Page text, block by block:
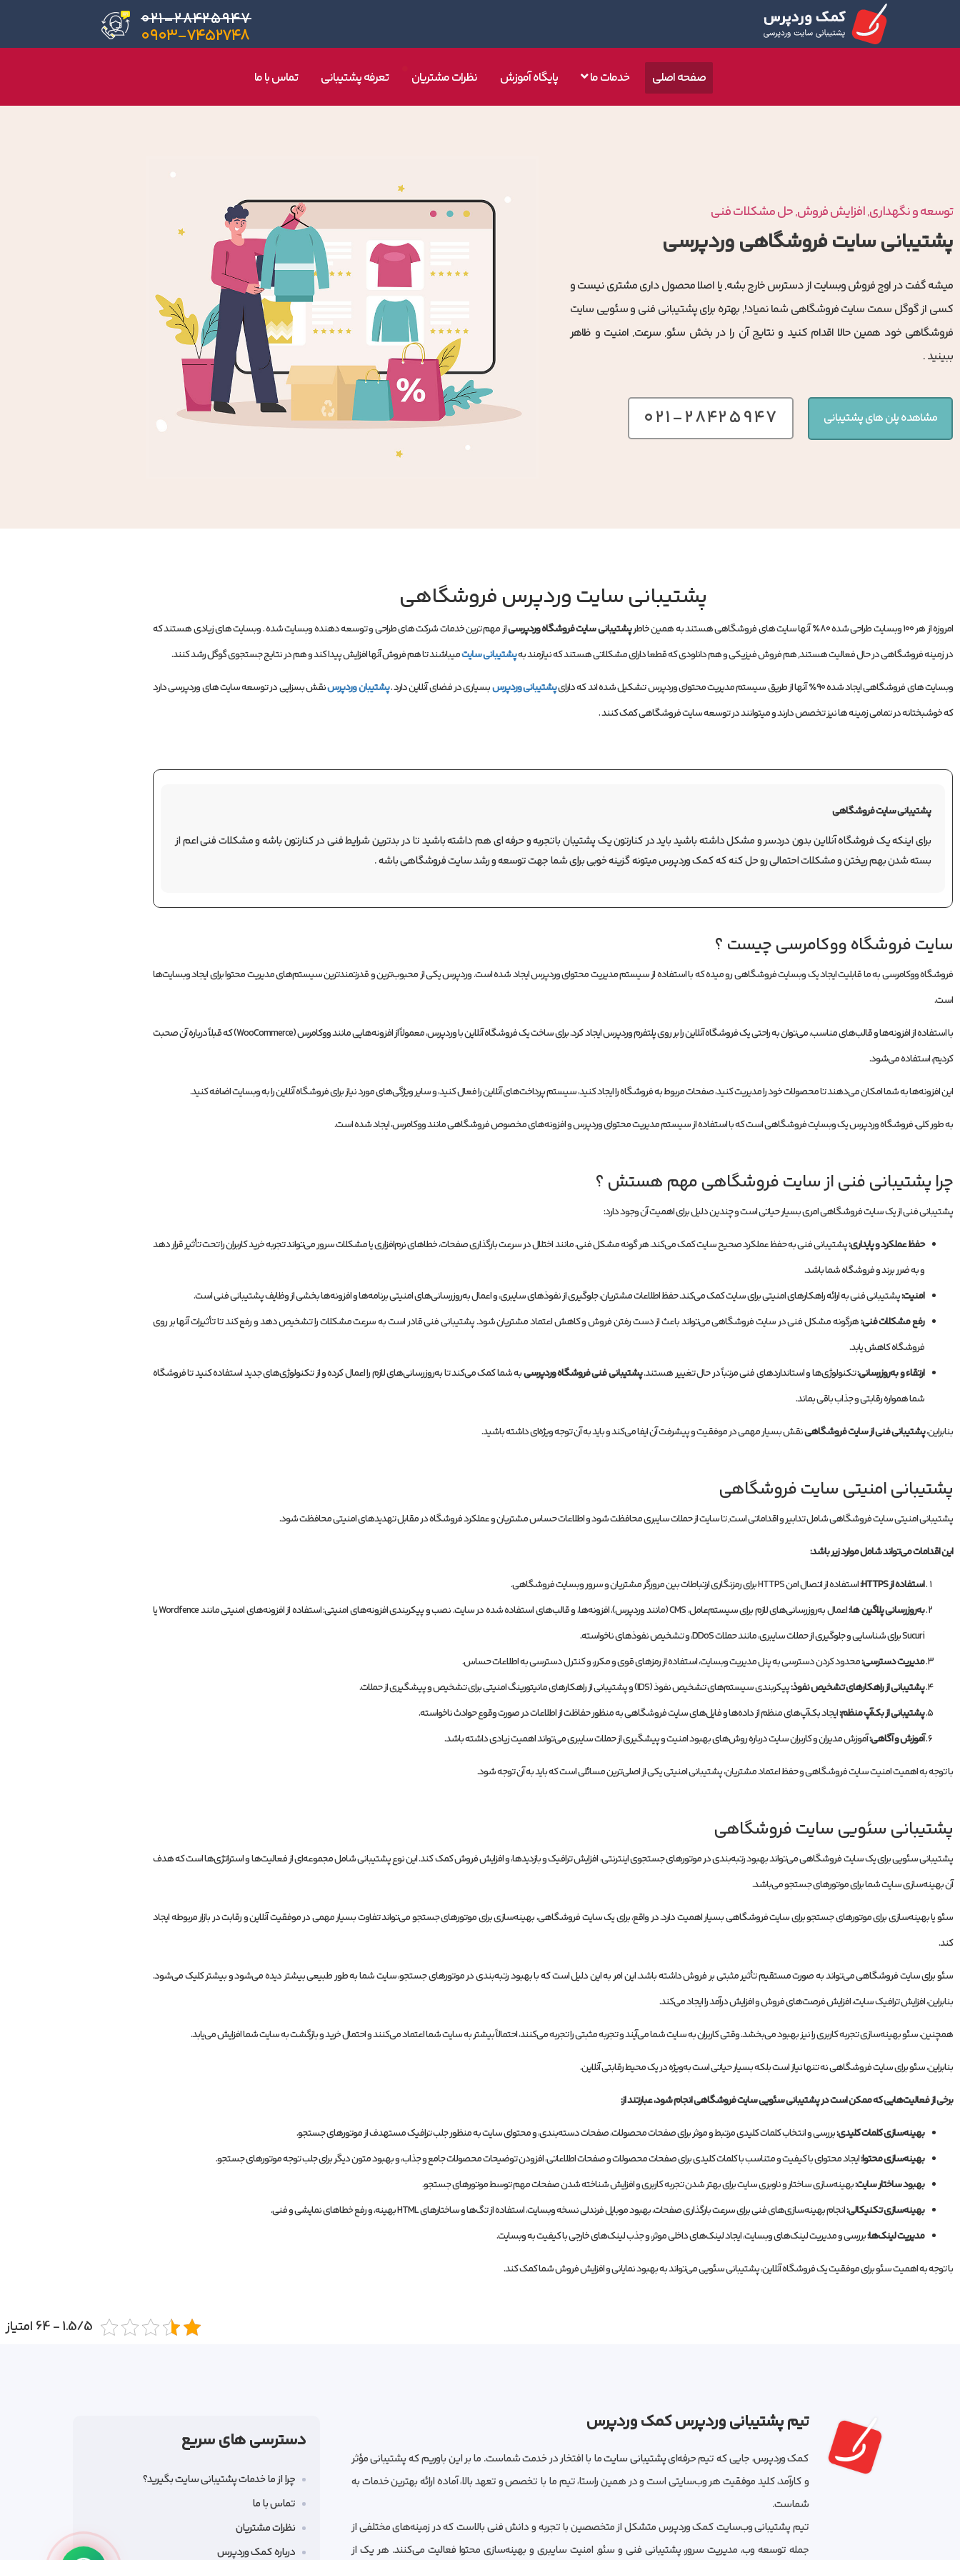
۰۲۱-۲۸۴۲۵۹۴۷
۰۹۰۳-۷۴۵۲۷۴۸
صفحه اصلی خدمات ما پایگاه آموزش نظرات مشتریان تعرفه پشتیبانی تماس با ما
توسعه و نگهداری, افزایش فروش, حل مشکلات فنی
پشتیبانی سایت فروشگاهی وردپرسی
میشه گفت در اوج فروش وبسایت از دسترس خارج بشه, یا اصلا محصول داری مشتری نیست و
کسی از گوگل سمت سایت فروشگاهی شما نمیاد!, بهتره برای پشتیبانی فنی و سئویی سایت
فروشگاهی خود همین حالا اقدام کنید و نتایج آن را در بخش سئو, سرعت, امنیت و ظاهر
ببینید .
مشاهده پلن های پشتیبانی ۰۲۱-۲۸۴۲۵۹۴۷
پشتیبانی سایت وردپرس فروشگاهی
امروزه از هر ۱۰۰ وبسایت طراحی شده ۸۰٪ آنها سایت های فروشگاهی هستند به همین خاطر پشتیبانی سایت فروشگاه وردپرسیاز مهم ترین خدمات شرکت های طراحی و توسعه دهنده وبسایت شده . وبسایت های زیادی هستند که
در زمینه فروشگاهی در حال فعالیت هستند, هم فروش فیزیکی و هم دانلودی که قطعا دارای مشکلاتی هستند که نیازمند بهپشتیبانی سایتمیباشند تا هم فروش آنها افزایش پیدا کند و هم در نتایج جستجوی گوگل رشد کنند.
وبسایت های فروشگاهی ایجاد شده ۹۰٪ آنها از طریق سیستم مدیریت محتوای وردپرس تشکیل شده اند که دارای پشتیبانی وردپرسبسیاری در فضای آنلاین دارد .پشتیبان وردپرسنقش بسزایی در توسعه سایت های وردپرسی دارد
که خوشبختانه در تمامی زمینه ها نیز تخصص دارند و میتوانند در توسعه سایت فروشگاهی کمک کنند .
پشتیبانی سایت فروشگاهی
برای اینکه یک فروشگاه آنلاین بدون دردسر و مشکل داشته باشید باید در کنارتون یک پشتیبان باتجربه و حرفه ای هم داشته باشید تا در بدترین شرایط فنی در کنارتون باشه و مشکلات فنی اعم از
بسته شدن بهم ریختن و مشکلات احتمالی رو حل کنه که کمک وردپرس میتونه گزینه خوبی برای شما جهت توسعه و رشد سایت فروشگاهی باشه .
سایت فروشگاه ووکامرسی چیست ؟
فروشگاه ووکامرسی به ما قابلیت ایجاد یک وبسایت فروشگاهی رو میده که با استفاده از سیستم مدیریت محتوای وردپرس ایجاد شده است. وردپرس یکی از محبوب‌ترین و قدرتمندترین سیستم‌های مدیریت محتوا برای ایجاد وبسایت‌ها
است.
با استفاده از افزونه‌ها و قالب‌های مناسب، می‌توان به راحتی یک فروشگاه آنلاین را بر روی پلتفرم وردپرس ایجاد کرد. برای ساخت یک فروشگاه آنلاین با وردپرس، معمولاً از افزونه‌هایی مانند ووکامرس (WooCommerce) که قبلاً درباره آن صحبت
کردیم، استفاده می‌شود.
این افزونه‌ها به شما امکان می‌دهند تا محصولات خود را مدیریت کنید، صفحات مربوط به فروشگاه را ایجاد کنید، سیستم پرداخت‌های آنلاین را فعال کنید، و سایر ویژگی‌های مورد نیاز برای فروشگاه آنلاین را به وبسایت اضافه کنید.
به طور کلی، فروشگاه وردپرس یک وبسایت فروشگاهی است که با استفاده از سیستم مدیریت محتوای وردپرس و افزونه‌های مخصوص فروشگاهی مانند ووکامرس، ایجاد شده است.
چرا پشتیبانی فنی از سایت فروشگاهی مهم هستش ؟
پشتیبانی فنی از یک سایت فروشگاهی امری بسیار حیاتی است و چندین دلیل برای اهمیت آن وجود دارد:
حفظ عملکرد و پایداری:پشتیبانی فنی به حفظ عملکرد صحیح سایت کمک می‌کند. هر گونه مشکل فنی، مانند اختلال در سرعت بارگذاری صفحات، خطاهای نرم‌افزاری یا مشکلات سرور می‌تواند تجربه خرید کاربران را تحت تأثیر قرار دهد
و به ضرر برند و فروشگاه شما باشد.
امنیت:پشتیبانی فنی به ارائه راهکارهای امنیتی برای سایت کمک می‌کند. حفظ اطلاعات مشتریان، جلوگیری از نفوذهای سایبری، و اعمال به‌روزرسانی‌های امنیتی برنامه‌ها و افزونه‌ها بخشی از وظایف پشتیبانی فنی است.
رفع مشکلات فنی:هرگونه مشکل فنی در سایت فروشگاهی می‌تواند باعث از دست رفتن فروش و کاهش اعتماد مشتریان شود. پشتیبانی فنی قادر است به سرعت مشکلات را تشخیص دهد و رفع کند تا تأثیرات آنها بر روی
فروشگاه کاهش یابد.
ارتقاء و به‌روزرسانی:تکنولوژی‌ها و استانداردهای فنی مرتباً در حال تغییر هستند.پشتیبانی فنی فروشگاه وردپرسیبه شما کمک می‌کند تا به‌روزرسانی‌های لازم را اعمال کرده و از تکنولوژی‌های جدید استفاده کنید تا فروشگاه
شما همواره رقابتی و جذاب باقی بماند.
بنابراین،پشتیبانی فنی از سایت فروشگاهینقش بسیار مهمی در موفقیت و پیشرفت آن ایفا می‌کند و باید به آن توجه ویژه‌ای داشته باشید.
پشتیبانی امنیتی سایت فروشگاهی
پشتیبانی امنیتی سایت فروشگاهی شامل تدابیر و اقداماتی است, تا سایت از حملات سایبری محافظت شود و اطلاعات حساس مشتریان و عملکرد فروشگاه در مقابل تهدیدهای امنیتی محافظت شود.
این اقدامات می‌تواند شامل موارد زیر باشد:
استفاده از HTTPS:
استفاده از اتصال امن HTTPS برای رمزنگاری ارتباطات بین مرورگر مشتریان و سرور وبسایت فروشگاهی.
به‌روزرسانی پلاگین ها:
اعمال به‌روزرسانی‌های لازم برای سیستم‌عامل، CMS (مانند وردپرس)، افزونه‌ها، و قالب‌های استفاده شده در سایت. نصب و پیکربندی افزونه‌های امنیتی: استفاده از افزونه‌های امنیتی مانند Wordfence یا
Sucuri برای شناسایی و جلوگیری از حملات سایبری، مانند حملات DDoS، و تشخیص نفوذهای ناخواسته.
مدیریت دسترسی:محدود کردن دسترسی به پنل مدیریت وبسایت، استفاده از رمزهای قوی و مکرر، و کنترل دسترسی به اطلاعات حساس.
پشتیبانی از راهکارهای تشخیص نفوذ:پیکربندی سیستم‌های تشخیص نفوذ (IDS) و پشتیبانی از راهکارهای مانیتورینگ امنیتی برای تشخیص و پیشگیری از حملات.
پشتیبانی از بک‌آپ منظم:ایجاد بک‌آپ‌های منظم از داده‌ها و فایل‌های سایت فروشگاهی به منظور حفاظت از اطلاعات در صورت وقوع حوادث ناخواسته.
آموزش و آگاهی:آموزش مدیران و کاربران سایت درباره روش‌های بهبود امنیت و پیشگیری از حملات سایبری می‌تواند اهمیت زیادی داشته باشد.
با توجه به اهمیت امنیت سایت فروشگاهی و حفظ اعتماد مشتریان، پشتیبانی امنیتی یکی از اصلی‌ترین مسائلی است که باید به آن توجه شود.
پشتیبانی سئویی سایت فروشگاهی
پشتیبانی سئویی برای یک سایت فروشگاهی می‌تواند بهبود رتبه‌بندی در موتورهای جستجوی اینترنتی، افزایش ترافیک و بازدیدها، و افزایش فروش کمک کند. این نوع پشتیبانی شامل مجموعه‌ای از فعالیت‌ها و استراتژی‌ها است که هدف
آن بهینه‌سازی سایت شما برای موتورهای جستجو می‌باشد.
سئو یا بهینه‌سازی برای موتورهای جستجو برای سایت فروشگاهی بسیار اهمیت دارد. در واقع، برای یک سایت فروشگاهی، بهینه‌سازی برای موتورهای جستجو می‌تواند تفاوت بسیار مهمی در موفقیت آنلاین و رقابت در بازار مربوطه ایجاد
کند.
سئو برای سایت فروشگاهی می‌تواند به صورت مستقیم تأثیر مثبتی بر فروش داشته باشد. این امر به این دلیل است که با بهبود رتبه‌بندی در موتورهای جستجو، سایت شما به طور طبیعی بیشتر دیده می‌شود و بیشتر کلیک می‌شود.
بنابراین، افزایش ترافیک سایت، افزایش فرصت‌های فروش و افزایش درآمد را ایجاد می‌کند.
همچنین، سئو بهینه‌سازی تجربه کاربری را نیز بهبود می‌بخشد. وقتی کاربران به سایت شما می‌آیند و تجربه مثبتی را تجربه می‌کنند، احتمالاً بیشتر به سایت شما اعتماد می‌کنند و احتمال خرید و بازگشت به سایت شما افزایش می‌یابد.
بنابراین، سئو برای سایت فروشگاهی نه تنها نیاز است بلکه بسیار حیاتی است به‌ویژه در یک محیط رقابتی آنلاین.
برخی از فعالیت‌هایی که ممکن است در پشتیبانی سئویی سایت فروشگاهی انجام شود، عبارتند از:
بهینه‌سازی کلمات کلیدی:بررسی و انتخاب کلمات کلیدی مرتبط و موثر برای صفحات محصولات، صفحات دسته‌بندی، و محتوای سایت به منظور جلب ترافیک مستهدف از موتورهای جستجو.
بهینه‌سازی محتوا:ایجاد محتوای با کیفیت و متناسب با کلمات کلیدی برای صفحات محصولات و صفحات اطلاعاتی، افزودن توضیحات محصولات جامع و جذاب، و بهبود متون دیگر برای جلب توجه موتورهای جستجو.
بهبود ساختار سایت:بهینه‌سازی ساختار و ناوبری سایت برای بهتر شدن تجربه کاربری و افزایش شناخته شدن صفحات مهم توسط موتورهای جستجو.
بهینه‌سازی تکنیکالی:انجام بهینه‌سازی‌های فنی برای سرعت بارگذاری صفحات، بهبود موبایل فرندلی نسخه وبسایت، استفاده از تگ‌ها و ساختارهای HTML بهینه، و رفع خطاهای نمایشی و فنی.
مدیریت لینک‌ها:بررسی و مدیریت لینک‌های وبسایت، ایجاد لینک‌های داخلی موثر، و جذب لینک‌های خارجی با کیفیت به وبسایت.
با توجه به اهمیت سئو برای موفقیت یک فروشگاه آنلاین، پشتیبانی سئویی می‌تواند به بهبود نمایانی و افزایش فروش شما کمک کند.
1.5/5 - 64 امتیاز
تیم پشتیبانی وردپرس کمک وردپرس
کمک وردپرس، جایی که تیم حرفه‌ایپشتیبانی سایتما با افتخار در خدمت شماست. ما بر این باوریم که پشتیبانی مؤثر
و کارآمد، کلید موفقیت هر وب‌سایتی است و در همین راستا، تیم ما با تخصص و تعهد بالا، آماده ارائه بهترین خدمات به
شماست.
تیم پشتیبانی وب‌سایت کمک وردپرس متشکل از متخصصین با تجربه و دانش فنی بالاست که در زمینه‌های مختلفی از
جمله توسعه وب، مدیریت سرور، پشتیبانی فنی و سئو, امنیت سایبری و بهینه‌سازی محتوا فعالیت می‌کنند. هر یک از
دسترسی های سریع
چرا از ما خدمات پشتیبانی سایت بگیرید؟
تماس با ما
نظرات مشتریان
درباره کمک وردپرس